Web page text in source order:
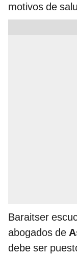
motivos de
Baraitser
abogados de
debe ser